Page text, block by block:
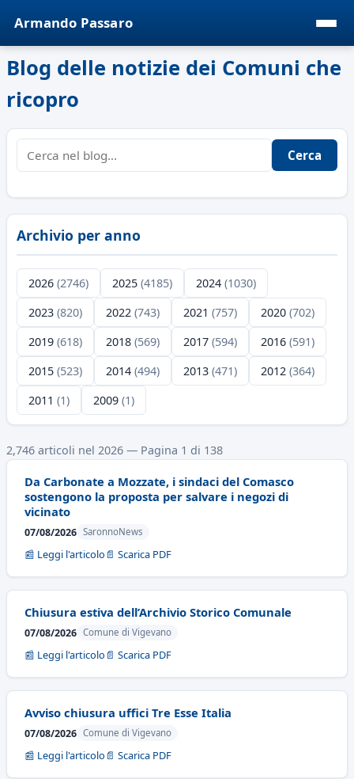
Armando Passaro
Blog delle notizie dei Comuni che
ricopro
Cerca
Archivio per anno
2026 (2746) 2025 (4185) 2024 (1030)
2023 (820) 2022 (743) 2021 (757) 2020 (702)
2019 (618) 2018 (569) 2017 (594) 2016 (591)
2015 (523) 2014 (494) 2013 (471) 2012 (364)
2011 (1) 2009 (1)
2,746 articoli nel 2026 — Pagina 1 di 138
Da Carbonate a Mozzate, i sindaci del Comasco
sostengono la proposta per salvare i negozi di
vicinato
07/08/2026 SaronnoNews
📰 Leggi l'articolo 📄 Scarica PDF
Chiusura estiva dell’Archivio Storico Comunale
07/08/2026 Comune di Vigevano
📰 Leggi l'articolo 📄 Scarica PDF
Avviso chiusura uffici Tre Esse Italia
07/08/2026 Comune di Vigevano
📰 Leggi l'articolo 📄 Scarica PDF